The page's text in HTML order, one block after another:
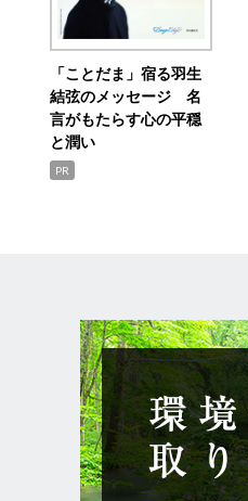
「ことだま」宿る羽生
結弦のメッセージ 名
言がもたらす心の平穏
と潤い
PR